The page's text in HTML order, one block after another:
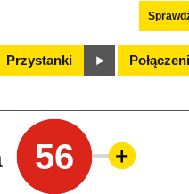
Przystanki
56